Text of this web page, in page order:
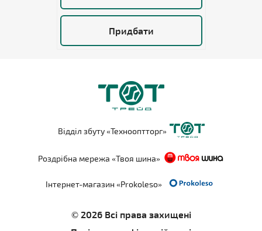
Придбати
Відділ збуту «Технооптторг»
Роздрібна мережа «Твоя шина»
Інтернет-магазин «Prokoleso»
© 2026 Всі права захищені